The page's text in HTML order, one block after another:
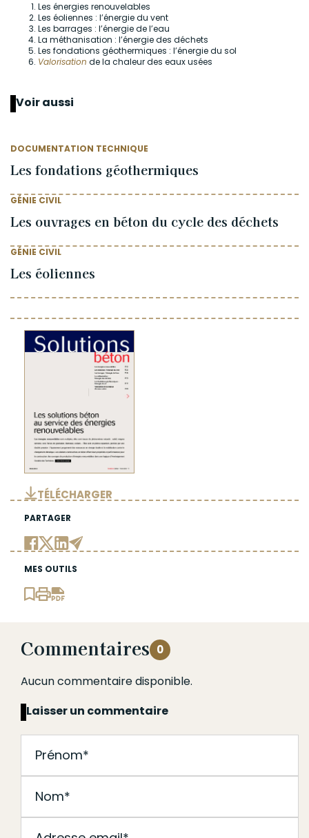
TÉLÉCHARGER
PARTAGER
MES OUTILS
Les énergies renouvelables
Les éoliennes : l’énergie du vent
Les barrages : l’énergie de l’eau
La méthanisation : l’énergie des déchets
Les fondations géothermiques : l’énergie du sol
Valorisation de la chaleur des eaux usées
Voir aussi
DOCUMENTATION TECHNIQUE
Les fondations géothermiques
GÉNIE CIVIL
Les ouvrages en béton du cycle des déchets
GÉNIE CIVIL
Les éoliennes
Commentaires 0
Aucun commentaire disponible.
Laisser un commentaire